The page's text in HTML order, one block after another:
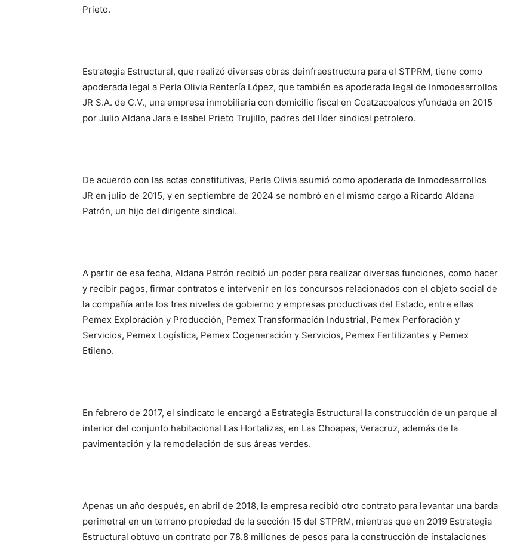
Prieto.
Estrategia Estructural, que realizó diversas obras deinfraestructura para el STPRM, tiene como
apoderada legal a Perla Olivia Rentería López, que también es apoderada legal de Inmodesarrollos
JR S.A. de C.V., una empresa inmobiliaria con domicilio fiscal en Coatzacoalcos yfundada en 2015
por Julio Aldana Jara e Isabel Prieto Trujillo, padres del líder sindical petrolero.
De acuerdo con las actas constitutivas, Perla Olivia asumió como apoderada de Inmodesarrollos
JR en julio de 2015, y en septiembre de 2024 se nombró en el mismo cargo a Ricardo Aldana
Patrón, un hijo del dirigente sindical.
A partir de esa fecha, Aldana Patrón recibió un poder para realizar diversas funciones, como hacer
y recibir pagos, firmar contratos e intervenir en los concursos relacionados con el objeto social de
la compañía ante los tres niveles de gobierno y empresas productivas del Estado, entre ellas
Pemex Exploración y Producción, Pemex Transformación Industrial, Pemex Perforación y
Servicios, Pemex Logística, Pemex Cogeneración y Servicios, Pemex Fertilizantes y Pemex
Etileno.
En febrero de 2017, el sindicato le encargó a Estrategia Estructural la construcción de un parque al
interior del conjunto habitacional Las Hortalizas, en Las Choapas, Veracruz, además de la
pavimentación y la remodelación de sus áreas verdes.
Apenas un año después, en abril de 2018, la empresa recibió otro contrato para levantar una barda
perimetral en un terreno propiedad de la sección 15 del STPRM, mientras que en 2019 Estrategia
Estructural obtuvo un contrato por 78.8 millones de pesos para la construcción de instalaciones